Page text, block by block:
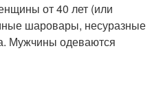
от 40 лет (или
шаровары, несуразные
Мужчины одеваются